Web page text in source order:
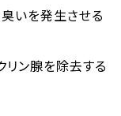
いを発生させる
ン腺を除去する